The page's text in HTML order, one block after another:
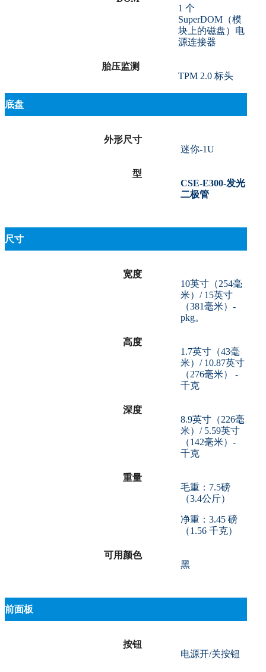
1 个
SuperDOM（模
块上的磁盘）电
源连接器
胎压监测
TPM 2.0 标头
底盘
外形尺寸
迷你-1U
型
CSE-E300-发光
二极管
尺寸
宽度
10英寸（254毫
米）/ 15英寸
（381毫米）-
pkg。
高度
1.7英寸（43毫
米）/ 10.87英寸
（276毫米） -
千克
深度
8.9英寸（226毫
米）/ 5.59英寸
（142毫米）-
千克
重量
毛重：7.5磅
（3.4公斤）
净重：3.45 磅
（1.56 千克）
可用颜色
黑
前面板
按钮
电源开/关按钮